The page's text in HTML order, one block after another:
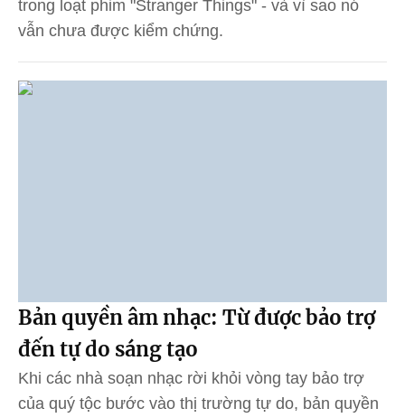
trong loạt phim "Stranger Things" - và vì sao nó
vẫn chưa được kiểm chứng.
Bản quyền âm nhạc: Từ được bảo trợ
đến tự do sáng tạo
Khi các nhà soạn nhạc rời khỏi vòng tay bảo trợ
của quý tộc bước vào thị trường tự do, bản quyền